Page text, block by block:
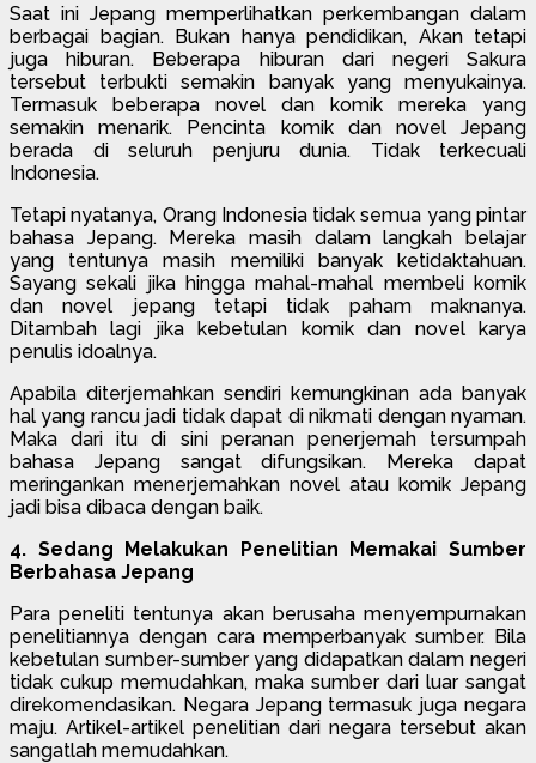
Saat ini Jepang memperlihatkan perkembangan dalam
berbagai bagian. Bukan hanya pendidikan, Akan tetapi
juga hiburan. Beberapa hiburan dari negeri Sakura
tersebut terbukti semakin banyak yang menyukainya.
Termasuk beberapa novel dan komik mereka yang
semakin menarik. Pencinta komik dan novel Jepang
berada di seluruh penjuru dunia. Tidak terkecuali
Indonesia.
Tetapi nyatanya, Orang Indonesia tidak semua yang pintar
bahasa Jepang. Mereka masih dalam langkah belajar
yang tentunya masih memiliki banyak ketidaktahuan.
Sayang sekali jika hingga mahal-mahal membeli komik
dan novel jepang tetapi tidak paham maknanya.
Ditambah lagi jika kebetulan komik dan novel karya
penulis idoalnya.
Apabila diterjemahkan sendiri kemungkinan ada banyak
hal yang rancu jadi tidak dapat di nikmati dengan nyaman.
Maka dari itu di sini peranan penerjemah tersumpah
bahasa Jepang sangat difungsikan. Mereka dapat
meringankan menerjemahkan novel atau komik Jepang
jadi bisa dibaca dengan baik.
4. Sedang Melakukan Penelitian Memakai Sumber
Berbahasa Jepang
Para peneliti tentunya akan berusaha menyempurnakan
penelitiannya dengan cara memperbanyak sumber. Bila
kebetulan sumber-sumber yang didapatkan dalam negeri
tidak cukup memudahkan, maka sumber dari luar sangat
direkomendasikan. Negara Jepang termasuk juga negara
maju. Artikel-artikel penelitian dari negara tersebut akan
sangatlah memudahkan.